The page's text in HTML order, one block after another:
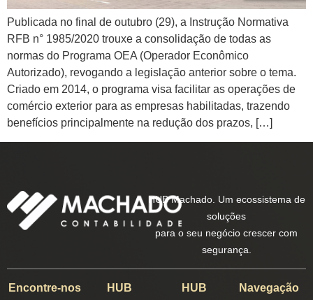
Publicada no final de outubro (29), a Instrução Normativa
RFB n° 1985/2020 trouxe a consolidação de todas as
normas do Programa OEA (Operador Econômico
Autorizado), revogando a legislação anterior sobre o tema.
Criado em 2014, o programa visa facilitar as operações de
comércio exterior para as empresas habilitadas, trazendo
benefícios principalmente na redução dos prazos, […]
HUB Machado. Um ecossistema de
soluções
para o seu negócio crescer com
segurança.
Encontre-nos
HUB
HUB
Navegação